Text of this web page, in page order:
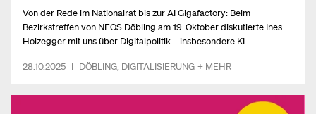
Von der Rede im Nationalrat bis zur AI Gigafactory: Beim
Bezirkstreffen von NEOS Döbling am 19. Oktober diskutierte Ines
Holzegger mit uns über Digitalpolitik – insbesondere KI –
liberaler Parteien in Europa.
28.10.2025 | DÖBLING DIGITALISIERUNG + MEHR